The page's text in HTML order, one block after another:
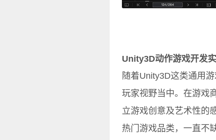
Unity3D动作游戏开发
随着Unity3D这类通用
玩家视野当中。在游戏
立游戏创意及艺术性的
热门游戏品类，一直不